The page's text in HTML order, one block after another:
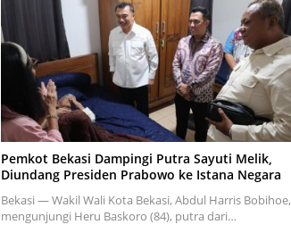
Pemkot Bekasi Dampingi Putra Sayuti Melik,
Diundang Presiden Prabowo ke Istana Negara
Bekasi — Wakil Wali Kota Bekasi, Abdul Harris Bobihoe,
mengunjungi Heru Baskoro (84), putra dari…